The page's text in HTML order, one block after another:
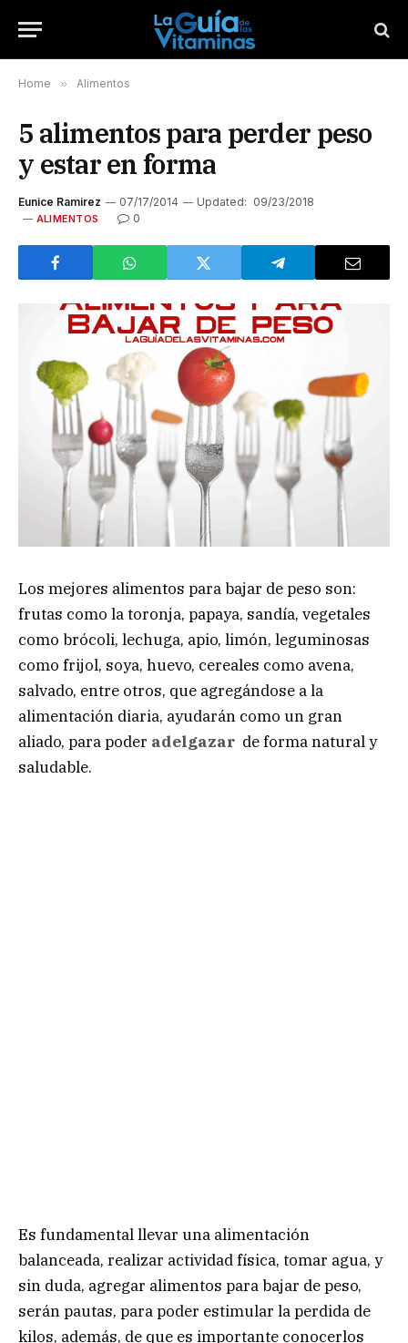
Home » Alimentos
5 alimentos para perder peso
y estar en forma
Eunice Ramirez 07/17/2014 Updated: 09/23/2018
ALIMENTOS 0
Los mejores alimentos para bajar de peso son:
frutas como la toronja, papaya, sandía, vegetales
como brócoli, lechuga, apio, limón, leguminosas
como frijol, soya, huevo, cereales como avena,
salvado, entre otros, que agregándose a la
alimentación diaria, ayudarán como un gran
aliado, para poder adelgazar de forma natural y
saludable.
Es fundamental llevar una alimentación
balanceada, realizar actividad física, tomar agua, y
sin duda, agregar alimentos para bajar de peso,
serán pautas, para poder estimular la perdida de
kilos, además, de que es importante conocerlos